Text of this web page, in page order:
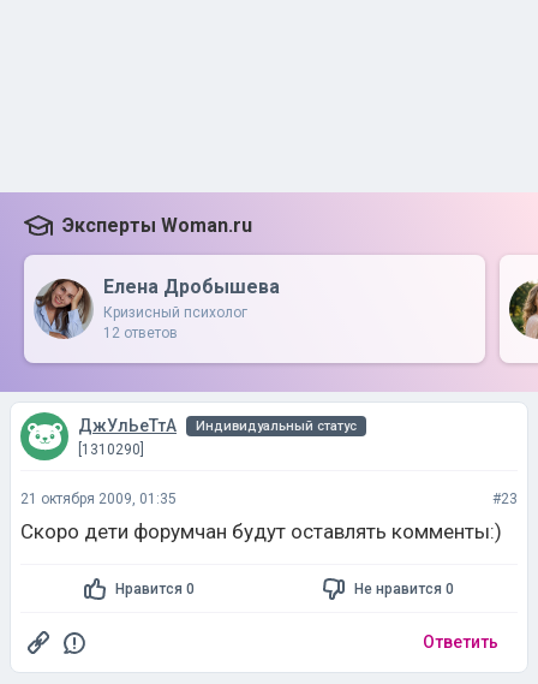
Эксперты Woman.ru
Елена Дробышева
Кризисный психолог
12 ответов
ДжУлЬеТтА Индивидуальный статус
[1310290]
21 октября 2009, 01:35 #23
Скоро дети форумчан будут оставлять комменты:)
Нравится 0 Не нравится 0
Ответить